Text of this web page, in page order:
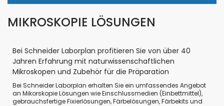
MIKROSKOPIE LÖSUNGEN
Bei Schneider Laborplan profitieren Sie von über 40
Jahren Erfahrung mit naturwissenschaftlichen
Mikroskopen und Zubehör für die Präparation
Bei Schneider Laborplan erhalten Sie ein umfassendes Angebot
an Mikorskopie Lösungen wie Einschlussmedien (Einbettmittel),
gebrauchsfertige Fixierlösungen, Färbelösungen, Färbekits und